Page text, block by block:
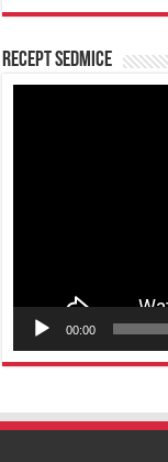
Recept sedmice
00:00